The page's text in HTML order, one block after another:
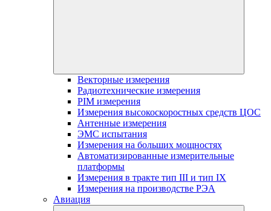
Векторные измерения
Радиотехнические измерения
PIM измерения
Измерения высокоскоростных средств ЦОС
Антенные измерения
ЭМС испытания
Измерения на больших мощностях
Автоматизированные измерительные
платформы
Измерения в тракте тип III и тип IX
Измерения на производстве РЭА
Авиация